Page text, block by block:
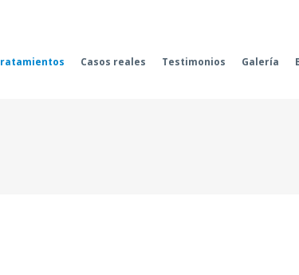
Casos reales Testimonios Galería